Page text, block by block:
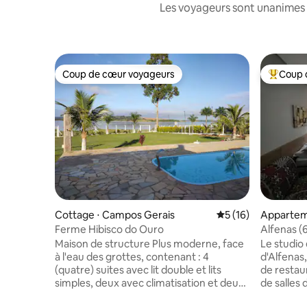
Les voyageurs sont
Coup de cœur voyageurs
Coup de cœur voyageurs
Cottage ⋅ Campos Gerais Évaluation
5 (16)
Ferme Hibisco do Ouro
Maison de structure Plus moderne, face
à l'eau des grottes, contenant : 4
(quatre) suites avec lit double et lits
simples, deux avec climatisation et deux
Coups
Coup
Alfenas
le
Le studio
de
de salles de sport.